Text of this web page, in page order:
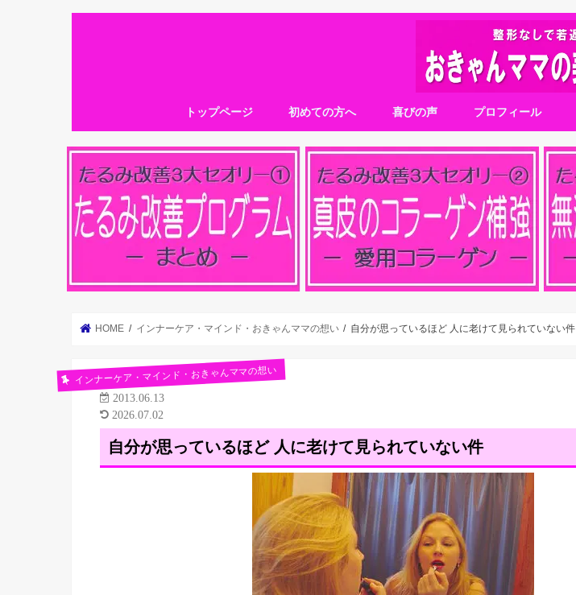
トップページ 初めての方へ 喜びの声 プロフィール
HOME インナーケア・マインド・おきゃんママの想い 自分が思っているほど 人に老けて見られていない件
インナーケア・マインド・おきゃんママの想い
2013.06.13
2026.07.02
自分が思っているほど 人に老けて見られていない件